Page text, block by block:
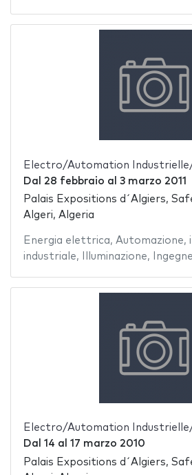
Electro/Automation Industrielle/
Dal 28 febbraio al 3 marzo 2011
Palais Expositions d´Algiers,
Algeri, Algeria
Energia elettrica, Automazione,
industriale, Illuminazione,
Electro/Automation
Dal 14 al 17 marzo 2010
Palais Expositions d´Algiers,